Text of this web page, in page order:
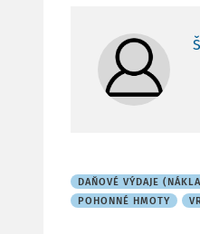
DAŇOVÉ VÝDAJE
POHONNÉ HMOTY